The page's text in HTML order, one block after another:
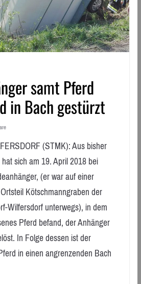
samt Pferd
in Bach gestürzt
(STMK): Aus bisher
sich am 19. April 2018 bei
(er war auf einer
Kötschmanngraben der
Wilfersdorf unterwegs), in dem
Pferd befand, der Anhänger
In Folge dessen ist der
in einen angrenzenden Bach